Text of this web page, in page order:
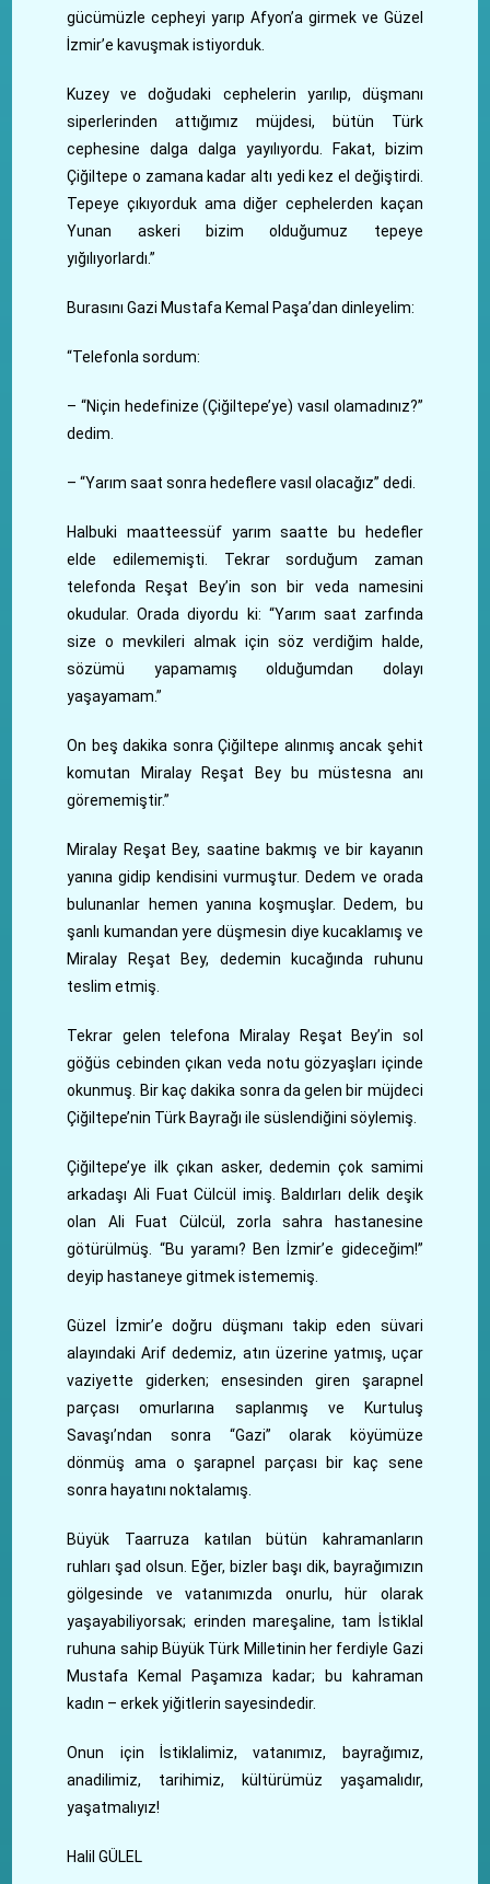
gücümüzle cepheyi yarıp Afyon’a girmek ve Güzel
İzmir’e kavuşmak istiyorduk.
Kuzey ve doğudaki cephelerin yarılıp, düşmanı
siperlerinden attığımız müjdesi, bütün Türk
cephesine dalga dalga yayılıyordu. Fakat, bizim
Çiğiltepe o zamana kadar altı yedi kez el değiştirdi.
Tepeye çıkıyorduk ama diğer cephelerden kaçan
Yunan askeri bizim olduğumuz tepeye
yığılıyorlardı.”
Burasını Gazi Mustafa Kemal Paşa’dan dinleyelim:
“Telefonla sordum:
– “Niçin hedefinize (Çiğiltepe’ye) vasıl olamadınız?”
dedim.
– “Yarım saat sonra hedeflere vasıl olacağız” dedi.
Halbuki maatteessüf yarım saatte bu hedefler
elde edilememişti. Tekrar sorduğum zaman
telefonda Reşat Bey’in son bir veda namesini
okudular. Orada diyordu ki: “Yarım saat zarfında
size o mevkileri almak için söz verdiğim halde,
sözümü yapamamış olduğumdan dolayı
yaşayamam.”
On beş dakika sonra Çiğiltepe alınmış ancak şehit
komutan Miralay Reşat Bey bu müstesna anı
görememiştir.”
Miralay Reşat Bey, saatine bakmış ve bir kayanın
yanına gidip kendisini vurmuştur. Dedem ve orada
bulunanlar hemen yanına koşmuşlar. Dedem, bu
şanlı kumandan yere düşmesin diye kucaklamış ve
Miralay Reşat Bey, dedemin kucağında ruhunu
teslim etmiş.
Tekrar gelen telefona Miralay Reşat Bey’in sol
göğüs cebinden çıkan veda notu gözyaşları içinde
okunmuş. Bir kaç dakika sonra da gelen bir müjdeci
Çiğiltepe’nin Türk Bayrağı ile süslendiğini söylemiş.
Çiğiltepe’ye ilk çıkan asker, dedemin çok samimi
arkadaşı Ali Fuat Cülcül imiş. Baldırları delik deşik
olan Ali Fuat Cülcül, zorla sahra hastanesine
götürülmüş. “Bu yaramı? Ben İzmir’e gideceğim!”
deyip hastaneye gitmek istememiş.
Güzel İzmir’e doğru düşmanı takip eden süvari
alayındaki Arif dedemiz, atın üzerine yatmış, uçar
vaziyette giderken; ensesinden giren şarapnel
parçası omurlarına saplanmış ve Kurtuluş
Savaşı’ndan sonra “Gazi” olarak köyümüze
dönmüş ama o şarapnel parçası bir kaç sene
sonra hayatını noktalamış.
Büyük Taarruza katılan bütün kahramanların
ruhları şad olsun. Eğer, bizler başı dik, bayrağımızın
gölgesinde ve vatanımızda onurlu, hür olarak
yaşayabiliyorsak; erinden mareşaline, tam İstiklal
ruhuna sahip Büyük Türk Milletinin her ferdiyle Gazi
Mustafa Kemal Paşamıza kadar; bu kahraman
kadın – erkek yiğitlerin sayesindedir.
Onun için İstiklalimiz, vatanımız, bayrağımız,
anadilimiz, tarihimiz, kültürümüz yaşamalıdır,
yaşatmalıyız!
Halil GÜLEL